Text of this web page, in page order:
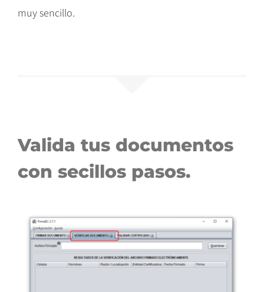
muy sencillo.
Valida tus documentos
con secillos pasos.